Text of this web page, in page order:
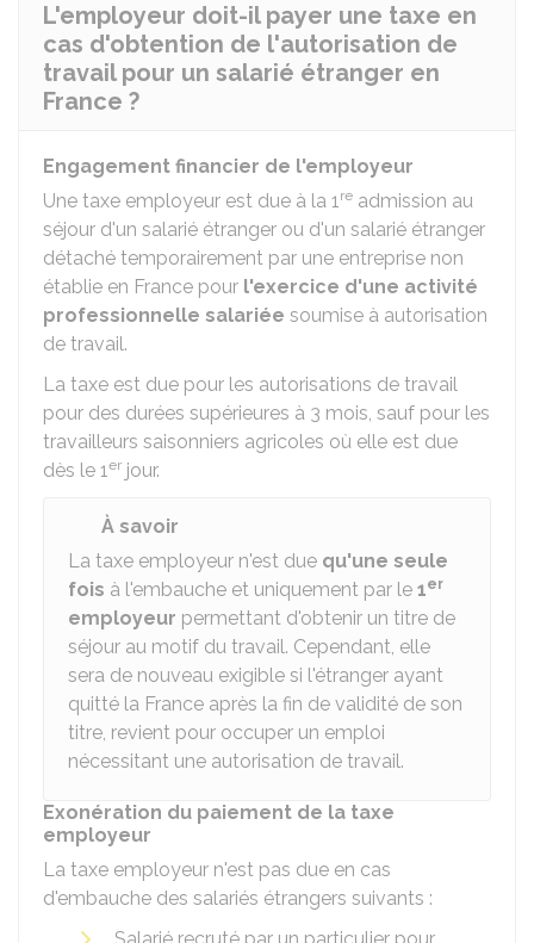
L'employeur doit-il payer une taxe en
cas d'obtention de l'autorisation de
travail pour un salarié étranger en
France ?
Engagement financier de l'employeur
Une taxe employeur est due à la 1re admission au
séjour d'un salarié étranger ou d'un salarié étranger
détaché temporairement par une entreprise non
établie en France pour l'exercice d'une activité
professionnelle salariée soumise à autorisation
de travail.
La taxe est due pour les autorisations de travail
pour des durées supérieures à 3 mois, sauf pour les
travailleurs saisonniers agricoles où elle est due
dès le 1er jour.
À savoir
La taxe employeur n'est due qu'une seule
fois à l'embauche et uniquement par le 1er
employeur permettant d'obtenir un titre de
séjour au motif du travail. Cependant, elle
sera de nouveau exigible si l'étranger ayant
quitté la France après la fin de validité de son
titre, revient pour occuper un emploi
nécessitant une autorisation de travail.
Exonération du paiement de la taxe
employeur
La taxe employeur n'est pas due en cas
d'embauche des salariés étrangers suivants :